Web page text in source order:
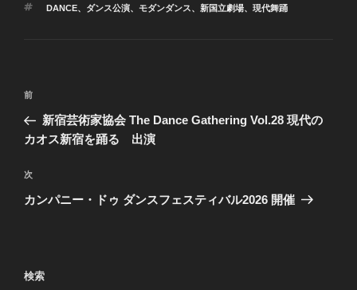
ゴ
タ
DANCE、 ダンス公演、 モダンダンス、 新国立劇場、 現代舞踊
投
ナ
ゲ
ー
前
の
投
前
新宿芸術家協会 The Dance Gathering Vol.28 現代の
カオス新宿を踊る 出演
次
の
次
カンパニー・ドゥ ダンスフェスティバル2026 開催
検索